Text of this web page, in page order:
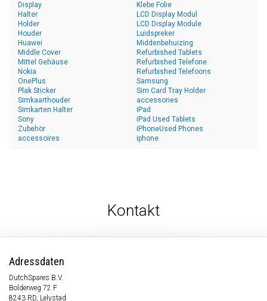
Display
Halter
Holder
Houder
Huawei
Klebe Folie
LCD Display Modul
LCD Display Module
Luidspreker
Middenbehuizing
Middle Cover
Mittel Gehäuse
Nokia
OnePlus
Plak Sticker
Refurbished Tablets
Refurbished Telefone
Refurbished Telefoons
Samsung
Sim Card Tray Holder
Simkaarthouder
Simkarten Halter
Sony
Zubehör
accessoires
accessories
iPad
iPad Used Tablets
iPhoneUsed Phones
iphone
Kontakt
Adressdaten
DutchSpares B.V.
Bolderweg 72 F
8243 RD, Lelystad